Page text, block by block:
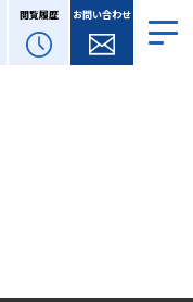
閲覧履歴 お問い合わせ